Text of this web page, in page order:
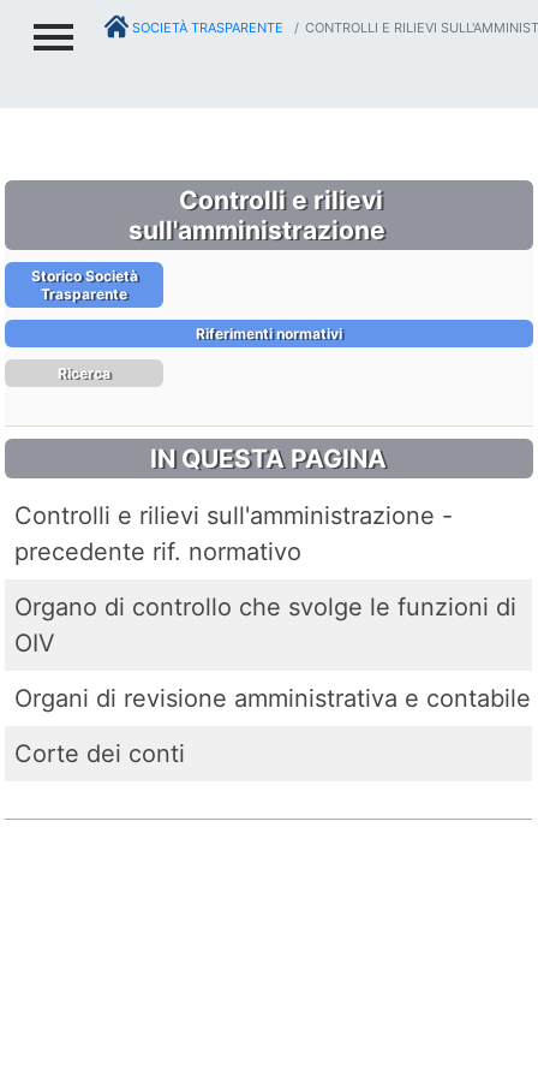
SOCIETÀ TRASPARENTE CONTROLLI E RILIEVI
Controlli e rilievi
sull'amministrazione
Storico Società
Trasparente
Riferimenti normativi
Ricerca
IN QUESTA PAGINA
Controlli e rilievi sull'amministrazione -
precedente rif. normativo
Organo di controllo che svolge le funzioni di
OIV
Organi di revisione amministrativa e contabile
Corte dei conti